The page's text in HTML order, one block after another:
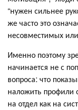
“нужен сильнее
же часто это
несовместимых
Именно поэтому
начинается не с
вопроса: что
наложить профили
на отдел как на